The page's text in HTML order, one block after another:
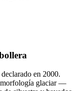
en 2000.
morfología glaciar —